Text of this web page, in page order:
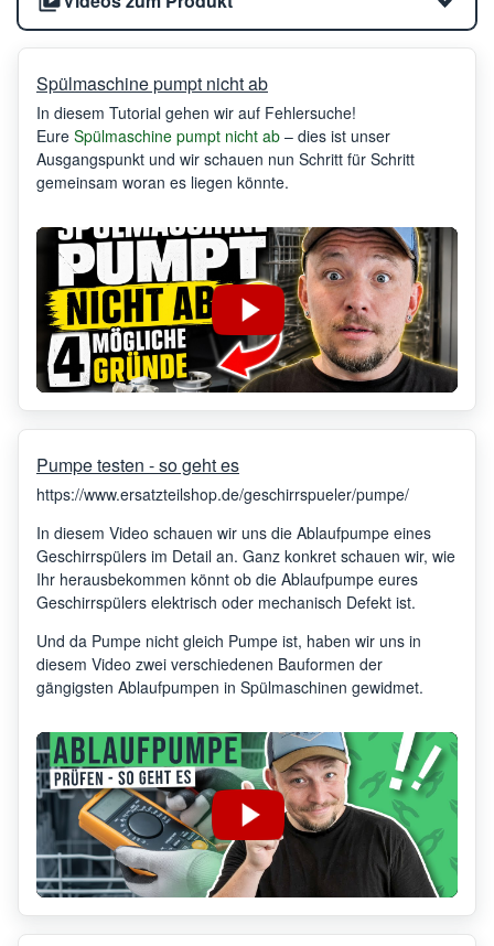
Spülmaschine pumpt nicht ab
In diesem Tutorial gehen wir auf Fehlersuche!
Eure Spülmaschine pumpt nicht ab – dies ist unser
Ausgangspunkt und wir schauen nun Schritt für Schritt
gemeinsam woran es liegen könnte.
Pumpe testen - so geht es
https://www.ersatzteilshop.de/geschirrspueler/pumpe/
In diesem Video schauen wir uns die Ablaufpumpe eines
Geschirrspülers im Detail an. Ganz konkret schauen wir, wie
Ihr herausbekommen könnt ob die Ablaufpumpe eures
Geschirrspülers elektrisch oder mechanisch Defekt ist.
Und da Pumpe nicht gleich Pumpe ist, haben wir uns in
diesem Video zwei verschiedenen Bauformen der
gängigsten Ablaufpumpen in Spülmaschinen gewidmet.